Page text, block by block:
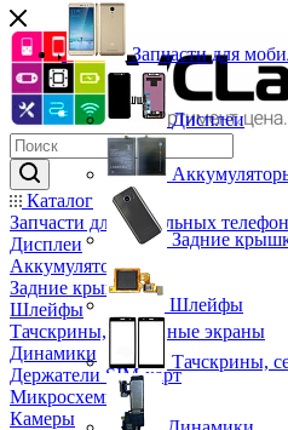
Каталог
Запчасти для мобильных
Дисплеи
Аккумуляторы
Задние крышки
Шлейфы
Тачскрины, сенсорные экраны
Динамики
Держатели SIM-карт
Микросхемы
Камеры
Запчасти для
Дисплеи
Задние
Шлейфы
Тачскрины,